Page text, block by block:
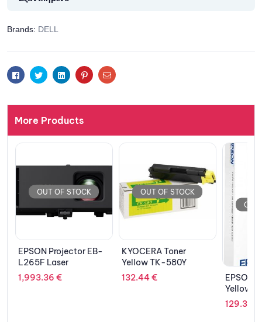
Brands: DELL
FacebookTwitterLinkedinPinterestEmail
More Products
OUT OF STOCK
EPSON Projector EB-
L265F Laser
1,993.36 €
OUT OF STOCK
KYOCERA Toner
Yellow TK-580Y
132.44€
OUT
EPSON
Yellow
129.35